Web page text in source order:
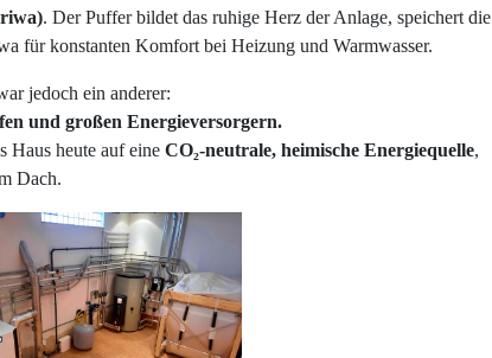
. Der Puffer bildet das ruhige Herz der Anlage, speichert die
für konstanten Komfort bei Heizung und Warmwasser.
jedoch ein anderer:
und großen Energieversorgern.
Haus heute auf eine CO₂-neutrale, heimische Energiequelle,
Dach.